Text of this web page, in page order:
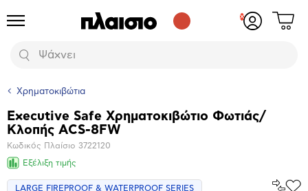
Προϊόντα
Αναζήτηση
Δες
Χρηματοκιβώτια
Βασικά
χαρακτηριστικά
Executive Safe Χρηματοκιβώτιο Φωτιάς/
Κλοπής ACS-8FW
Κωδικός Πλαίσιο 3722120
Εξέλιξη τιμής
LARGE FIREPROOF & WATERPROOF SERIES